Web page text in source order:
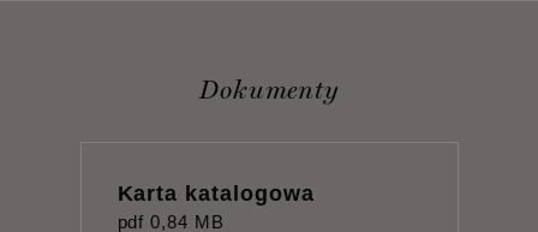
Dokumenty
Karta katalogowa
pdf 0,84 MB